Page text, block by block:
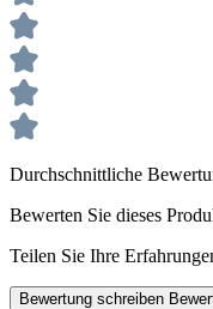
Durchschnittliche
Bewerten Sie dieses
Teilen Sie Ihre
Bewertung schreiben